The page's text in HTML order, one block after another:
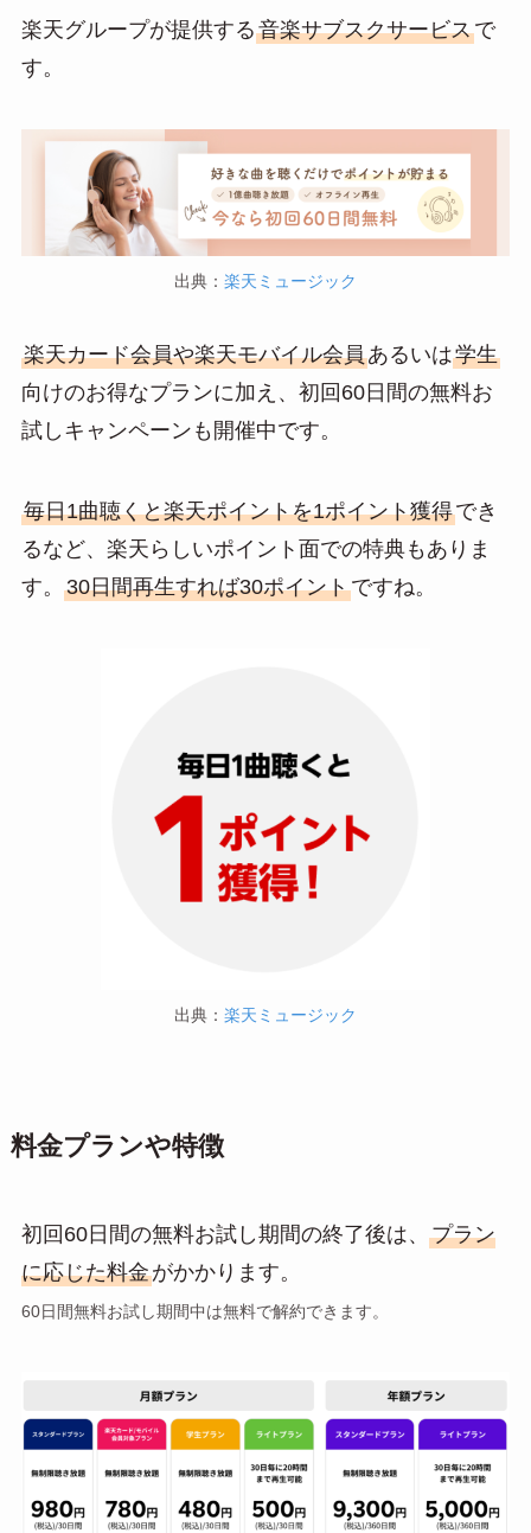
楽天グループが提供する音楽サブスクサービスで
す。
出典： 楽天ミュージック
楽天カード会員や楽天モバイル会員あるいは学生
向けのお得なプランに加え、初回60日間の無料お
試しキャンペーンも開催中です。
毎日1曲聴くと楽天ポイントを1ポイント獲得でき
るなど、楽天らしいポイント面での特典もありま
す。 30日間再生すれば30ポイントですね。
出典： 楽天ミュージック
料金プランや特徴
初回60日間の無料お試し期間の終了後は、 プラン
に応じた料金がかかります。
60日間無料お試し期間中は無料で解約できます。